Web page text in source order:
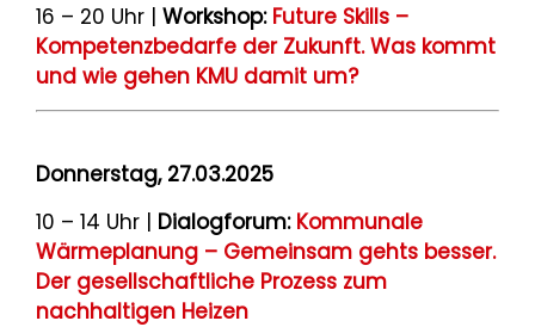
16 – 20 Uhr | Workshop: Future Skills –
Kompetenzbedarfe der Zukunft. Was kommt
und wie gehen KMU damit um?
Donnerstag, 27.03.2025
10 – 14 Uhr | Dialogforum: Kommunale
Wärmeplanung – Gemeinsam gehts besser.
Der gesellschaftliche Prozess zum
nachhaltigen Heizen